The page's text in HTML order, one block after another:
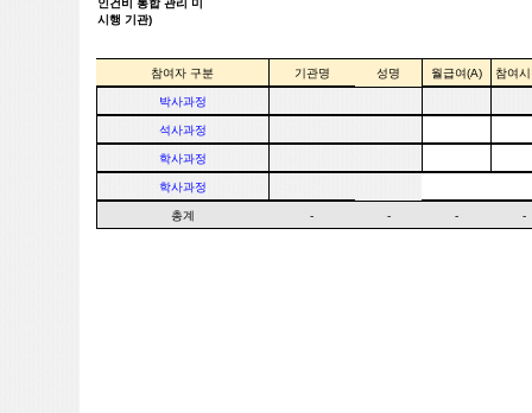
인건비 통합 관리 미
시행 기관)
참여자 구분 기관명 성명 월급여(A) 참여
박사과정
석사과정
학사과정
학사과정
총계 - - - -